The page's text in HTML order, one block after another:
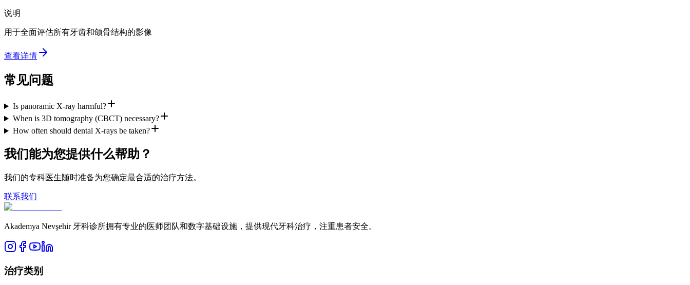
说明
用于全面评估所有牙齿和颌骨结构的影像
查看详情
常见问题
Is panoramic X-ray harmful?
When is 3D tomography (CBCT) necessary?
How often should dental X-rays be taken?
我们能为您提供什么帮助？
我们的专科医生随时准备为您确定最合适的治疗方法。
联系我们
Akademya Nevşehir 牙科诊所拥有专业的医师团队和数字基础设施，提供现代牙科治疗，注重患者安全。
治疗类别